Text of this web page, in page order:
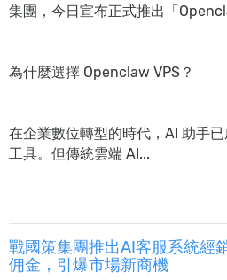
集團，今日宣布正式推出「
為什麼選擇 Openclaw VPS？
在企業數位轉型的時代，AI 助手
工具。但傳統雲端 AI...
戰國策集團推出AI客服系統經
佣金，引爆市場新商機